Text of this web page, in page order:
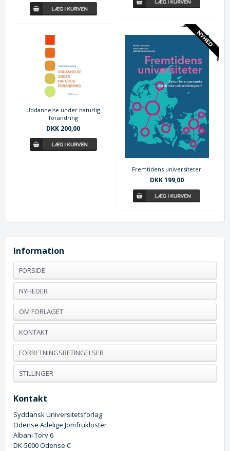
Uddannelse under naturlig
forandring
DKK 200,00
Fremtidens universiteter
DKK 199,00
Information
FORSIDE
NYHEDER
OM FORLAGET
KONTAKT
FORRETNINGSBETINGELSER
STILLINGER
Kontakt
Syddansk Universitetsforlag
Odense Adelige Jomfrukloster
Albani Torv 6
DK-5000 Odense C